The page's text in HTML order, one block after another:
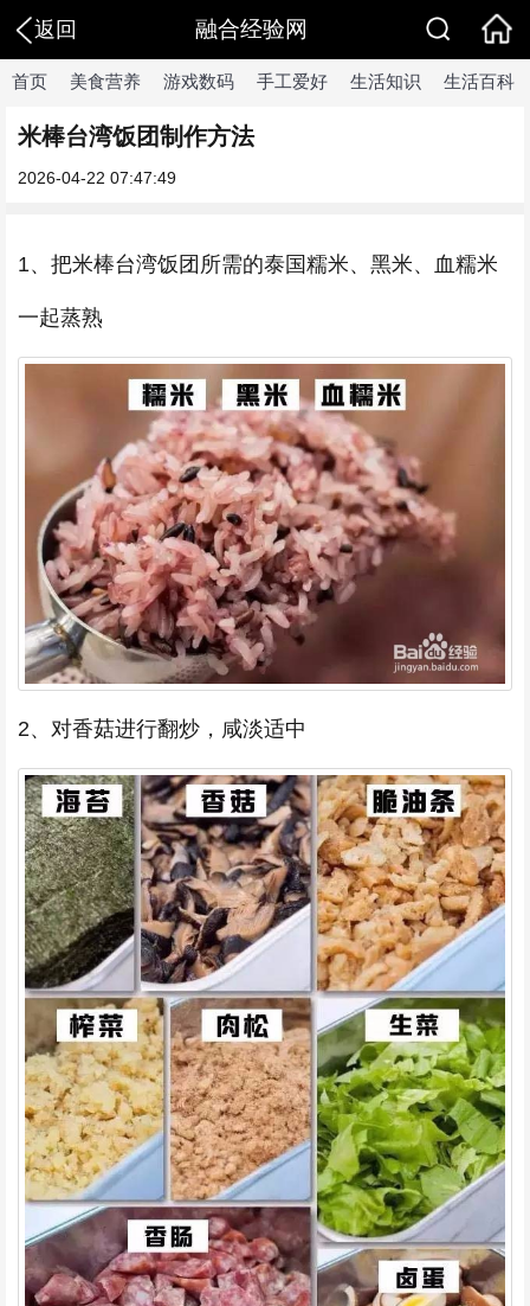
返回 融合经验网
首页 美食营养 游戏数码 手工爱好 生活知识 生活百科
米棒台湾饭团制作方法
2026-04-22 07:47:49
1、把米棒台湾饭团所需的泰国糯米、黑米、血糯米
一起蒸熟
2、对香菇进行翻炒，咸淡适中